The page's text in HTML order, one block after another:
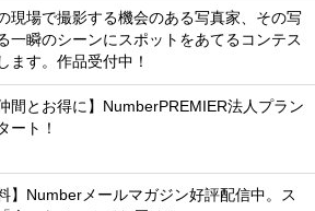
現場で撮影する機会のある写真家、その写
一瞬のシーンにスポットをあてるコンテス
ます。作品受付中！
間とお得に】NumberPREMIER法人プラン
ート！
】Numberメールマガジン好評配信中。ス